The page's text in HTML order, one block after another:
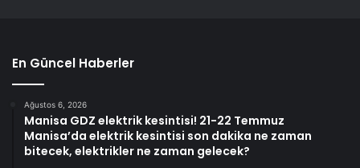
En Güncel Haberler
Ağustos 6, 2026
Manisa GDZ elektrik kesintisi! 21-22 Temmuz
Manisa’da elektrik kesintisi son dakika ne zaman
bitecek, elektrikler ne zaman gelecek?